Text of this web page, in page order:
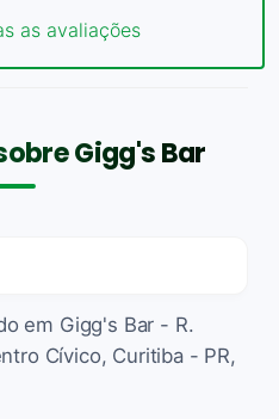
as avaliações
Gigg's Bar
em Gigg's Bar - R.
Cívico, Curitiba - PR,